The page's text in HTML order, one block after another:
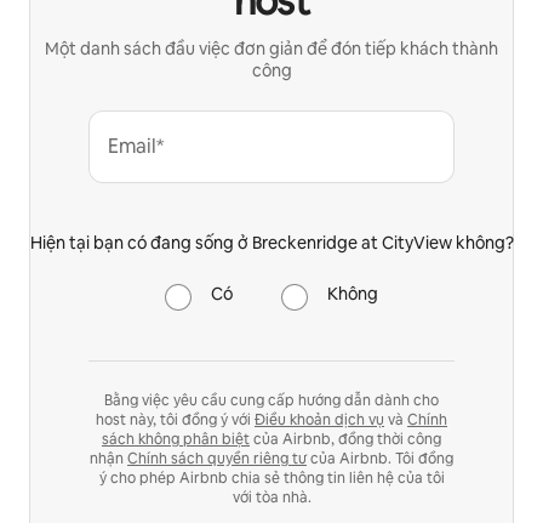
Một danh sách đầu việc đơn giản để đón tiếp khách thành
công
Email*
Hiện tại bạn có đang sống ở Breckenridge at CityView không?
Có Không
Bằng việc yêu cầu cung cấp hướng dẫn dành cho
host này, tôi đồng ý với Điều khoản dịch vụ và Chính
sách không phân biệtcủa Airbnb, đồng thời công
nhận Chính sách quyền riêng tưcủa Airbnb. Tôi đồng
ý cho phép Airbnb chia sẻ thông tin liên hệ của tôi
với tòa nhà.